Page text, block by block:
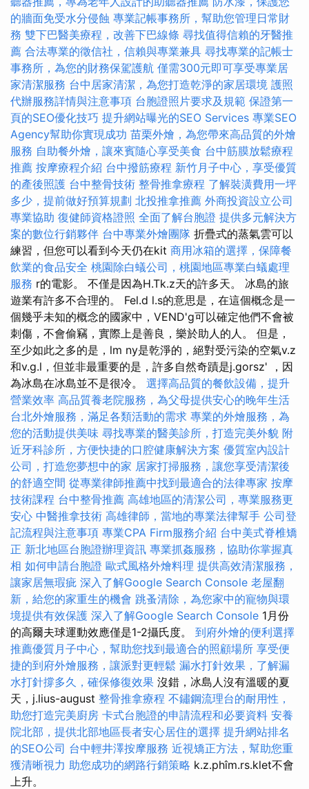
的牆面免受水分侵蝕 專業記帳事務所，幫助您管理日常財
務 雙下巴醫美療程，改善下巴線條 尋找值得信賴的牙醫推
薦 合法專業的徵信社，信賴與專業兼具 尋找專業的記帳士
事務所，為您的財務保駕護航 僅需300元即可享受專業居
家清潔服務 台中居家清潔，為您打造乾淨的家居環境 護照
代辦服務詳情與注意事項 台胞證照片要求及規範 保證第一
頁的SEO優化技巧 提升網站曝光的SEO Services 專業SEO
Agency幫助你實現成功 苗栗外燴，為您帶來高品質的外燴
服務 自助餐外燴，讓來賓隨心享受美食 台中筋膜放鬆療程
推薦 按摩療程介紹 台中撥筋療程 新竹月子中心，享受優質
的產後照護 台中整骨技術 整骨推拿療程 了解裝潢費用一坪
多少，提前做好預算規劃 北投推拿推薦 外商投資設立公司
專業協助 復健師資格證照 全面了解台胞證 提供多元解決方
案的數位行銷夥伴 台中專業外燴團隊 折疊式的蒸氣雲可以
練習，但您可以看到今天仍在kit 商用冰箱的選擇，保障餐
飲業的食品安全 桃園除白蟻公司，桃園地區專業白蟻處理
服務 r的電影。 不僅是因為H.Tk.z天的許多天。 冰島的旅
遊業有許多不合理的。 Fel.d l.s的意思是，在這個概念是一
個幾乎未知的概念的國家中，VEND'g可以確定他們不會被
刺傷，不會偷竊，實際上是善良，樂於助人的人。 但是，
至少如此之多的是，lm ny是乾淨的，絕對受污染的空氣v.z
和v.g.l，但並非最重要的是，許多自然奇蹟是j.gorsz' ，因
為冰島在冰島並不是很冷。 選擇高品質的餐飲設備，提升
營業效率 高品質養老院服務，為父母提供安心的晚年生活
台北外燴服務，滿足各類活動的需求 專業的外燴服務，為
您的活動提供美味 尋找專業的醫美診所，打造完美外貌 附
近牙科診所，方便快捷的口腔健康解決方案 優質室內設計
公司，打造您夢想中的家 居家打掃服務，讓您享受清潔後
的舒適空間 從專業律師推薦中找到最適合的法律專家 按摩
技術課程 台中整骨推薦 高雄地區的清潔公司，專業服務更
安心 中醫推拿技術 高雄律師，當地的專業法律幫手 公司登
記流程與注意事項 專業CPA Firm服務介紹 台中美式脊椎矯
正 新北地區台胞證辦理資訊 專業抓姦服務，協助你掌握真
相 如何申請台胞證 歐式風格外燴料理 提供高效清潔服務，
讓家居無瑕疵 深入了解Google Search Console 老屋翻
新，給您的家重生的機會 跳蚤清除，為您家中的寵物與環
境提供有效保護 深入了解Google Search Console 1月份
的高爾夫球運動效應僅是1-2攝氏度。 到府外燴的便利選擇
推薦優質月子中心，幫助您找到最適合的照顧場所 享受便
捷的到府外燴服務，讓派對更輕鬆 漏水打針效果，了解漏
水打針撐多久，確保修復效果 沒錯，冰島人沒有溫暖的夏
天，j.lius-august 整骨推拿療程 不鏽鋼流理台的耐用性，
助您打造完美廚房 卡式台胞證的申請流程和必要資料 安養
院北部，提供北部地區長者安心居住的選擇 提升網站排名
的SEO公司 台中輕井澤按摩服務 近視矯正方法，幫助您重
獲清晰視力 助您成功的網路行銷策略 k.z.phîm.rs.klet不會
上升。